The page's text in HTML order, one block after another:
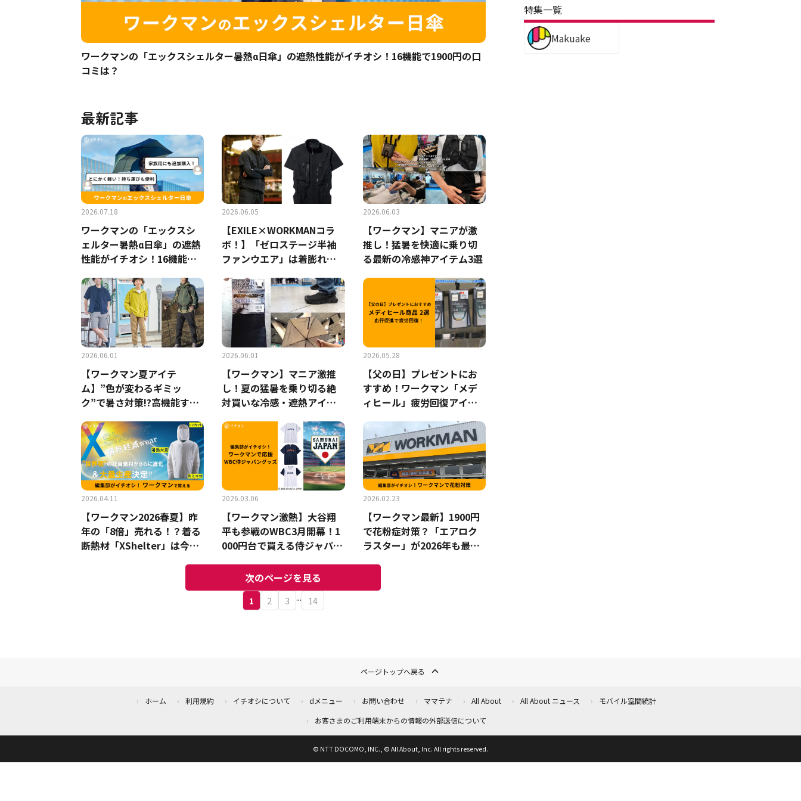
ワークマンの「エックスシェルター暑熱α日傘」の遮熱性能がイチオシ！16機能で1900円の口
コミは？
最新記事
2026.07.18
ワークマンの「エックスシ
ェルター暑熱α日傘」の遮熱
性能がイチオシ！16機能で1
2026.06.05
【EXILE×WORKMANコラ
ボ！】「ゼロステージ半袖
ファンウエア」は着膨れを
2026.06.03
【ワークマン】マニアが激
推し！猛暑を快適に乗り切
る最新の冷感神アイテム3選
2026.06.01
【ワークマン夏アイテ
ム】”色が変わるギミッ
ク”で暑さ対策!?高機能すぎ
選
2026.06.01
【ワークマン】マニア激推
し！夏の猛暑を乗り切る絶
対買いな冷感・遮熱アイテ
2026.05.28
【父の日】プレゼントにお
すすめ！ワークマン「メデ
ィヒール」疲労回復アイテ
2026.04.11
【ワークマン2026春夏】昨
年の「8倍」売れる！？着る
断熱材「XShelter」は今年
2026.03.06
【ワークマン激熱】大谷翔
平も参戦のWBC3月開幕！1
000円台で買える侍ジャパン
2026.02.23
【ワークマン最新】1900円
で花粉症対策？「エアロク
ラスター」が2026年も最強
次のページを見る
1 2 3 ... 14
特集一覧
Makuake
ページトップへ戻る
ホーム 利用規約 イチオシについて dメニュー お問い合わせ ママテナ All About All About ニュース
モバイル空間統計
お客さまのご利用端末からの情報の外部送信について
© NTT DOCOMO, INC., © All About, Inc. All rights reserved.